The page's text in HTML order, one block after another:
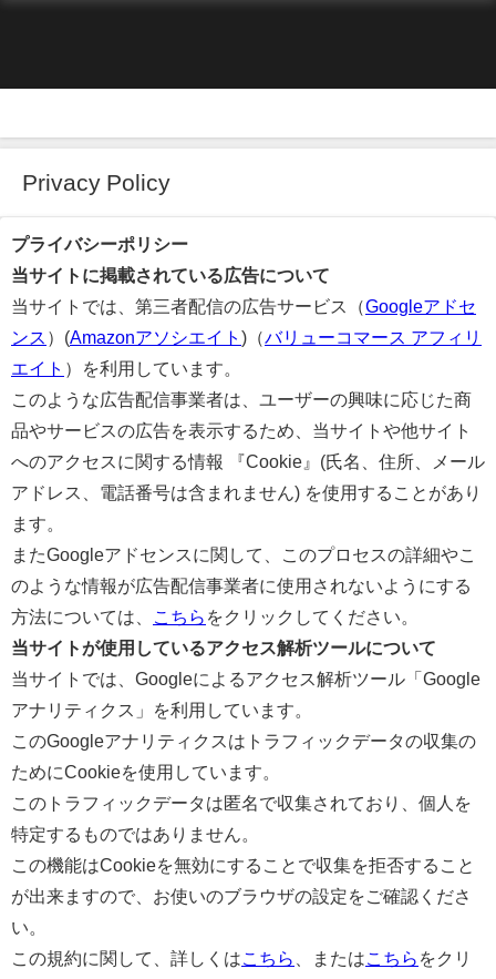
Privacy Policy
プライバシーポリシー
当サイトに掲載されている広告について
当サイトでは、第三者配信の広告サービス（Googleアドセ
ンス ）(Amazonアソシエイト )（バリューコマース アフィリ
エイト ）を利用しています。
このような広告配信事業者は、ユーザーの興味に応じた商
品やサービスの広告を表示するため、当サイトや他サイト
へのアクセスに関する情報 『Cookie』(氏名、住所、メール
アドレス、電話番号は含まれません) を使用することがあり
ます。
またGoogleアドセンスに関して、このプロセスの詳細やこ
のような情報が広告配信事業者に使用されないようにする
方法については、
こちら をクリックしてください。
当サイトが使用しているアクセス解析ツールについて
当サイトでは、Googleによるアクセス解析ツール「Google
アナリティクス」を利用しています。
このGoogleアナリティクスはトラフィックデータの収集の
ためにCookieを使用しています。
このトラフィックデータは匿名で収集されており、個人を
特定するものではありません。
この機能はCookieを無効にすることで収集を拒否すること
が出来ますので、お使いのブラウザの設定をご確認くださ
い。
この規約に関して、詳しくは こちら 、または こちら をクリ